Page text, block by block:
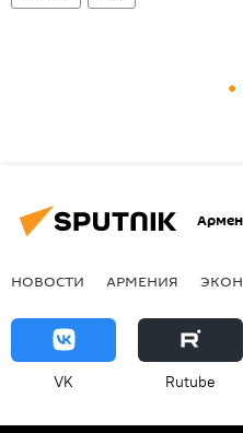
НОВОСТИ АРМЕНИЯ
VK Rutube